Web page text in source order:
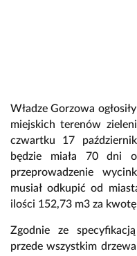
Władze Gorzowa
miejskich terenów
czwartku 17
będzie miała 70 dni
przeprowadzenie
musiał odkupić od
ilości 152,73 m3 za
Zgodnie ze
przede wszystkim